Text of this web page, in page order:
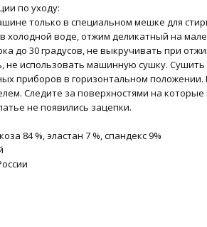
по уходу:
только в специальном мешке для
холодной воде, отжим деликатный на
до 30 градусов, не выкручивать при
не использовать машинную сушку. Сушить
приборов в горизонтальном положении.
Следите за поверхностями на которые
не появились зацепки.
84 %, эластан 7 %, спандекс 9%